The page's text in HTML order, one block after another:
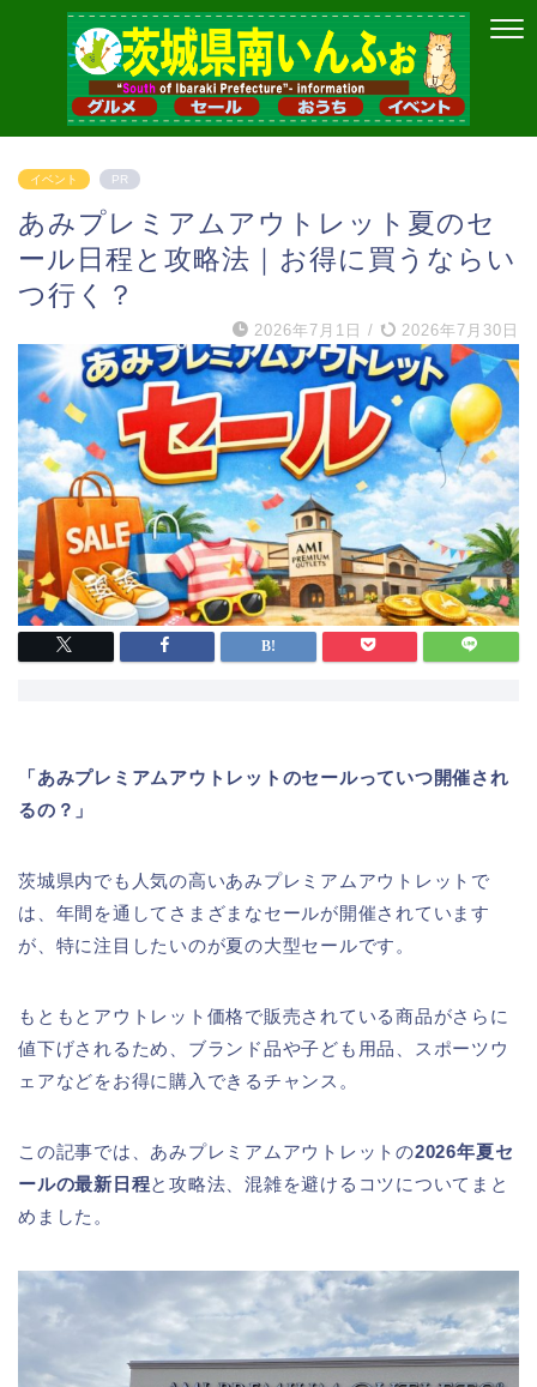
イベント PR
あみプレミアムアウトレット夏のセ
ール日程と攻略法｜お得に買うならい
つ行く？
2026年7月1日 / 2026年7月30日
「あみプレミアムアウトレットのセールっていつ開催され
るの？」
茨城県内でも人気の高いあみプレミアムアウトレットで
は、年間を通してさまざまなセールが開催されています
が、特に注目したいのが夏の大型セールです。
もともとアウトレット価格で販売されている商品がさらに
値下げされるため、ブランド品や子ども用品、スポーツウ
ェアなどをお得に購入できるチャンス。
この記事では、あみプレミアムアウトレットの2026年夏セ
ールの最新日程と攻略法、混雑を避けるコツについてまと
めました。